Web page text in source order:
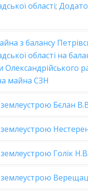
області;
з балансу
області на
майна СЗН
Бєлан
Голік Н.В.